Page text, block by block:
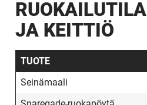
RUOKAILUTILA
JA KEITTIÖ
TUOTE
Seinämaali